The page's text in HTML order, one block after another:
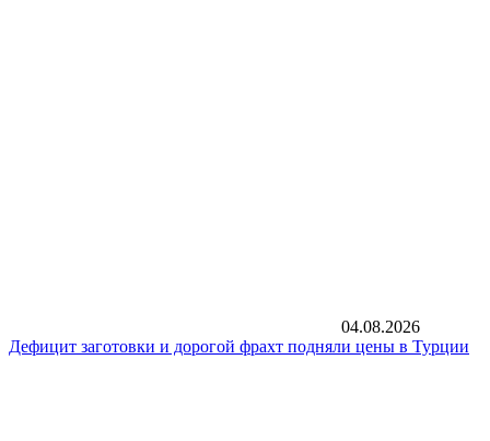
04.08.2026
Дефицит заготовки и дорогой фрахт подняли цены в Турции